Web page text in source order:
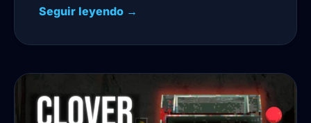
Seguir leyendo →